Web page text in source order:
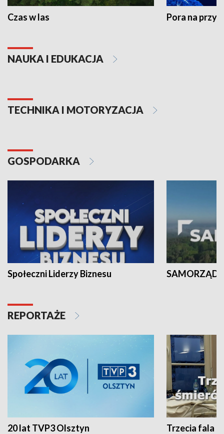
Czas w las Pora na
NAUKA I EDUKACJA
TECHNIKA I MOTORYZACJA
GOSPODARKA
Społeczni Liderzy Biznesu SAMORZĄD
REPORTAŻE
20 lat TVP3 Olsztyn Trzecia fala -